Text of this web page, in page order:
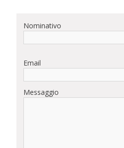
Nominativo
Email
Messaggio